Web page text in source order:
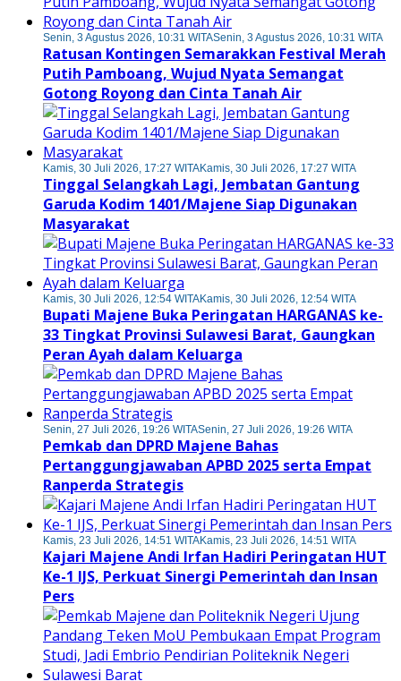
Senin, 3 Agustus 2026, 10:31 WITASenin, 3 Agustus 2026, 10:31 WITA
Ratusan Kontingen Semarakkan Festival Merah
Putih Pamboang, Wujud Nyata Semangat
Gotong Royong dan Cinta Tanah Air
Kamis, 30 Juli 2026, 17:27 WITAKamis, 30 Juli 2026, 17:27 WITA
Tinggal Selangkah Lagi, Jembatan Gantung
Garuda Kodim 1401/Majene Siap Digunakan
Masyarakat
Kamis, 30 Juli 2026, 12:54 WITAKamis, 30 Juli 2026, 12:54 WITA
Bupati Majene Buka Peringatan HARGANAS ke-
33 Tingkat Provinsi Sulawesi Barat, Gaungkan
Peran Ayah dalam Keluarga
Senin, 27 Juli 2026, 19:26 WITASenin, 27 Juli 2026, 19:26 WITA
Pemkab dan DPRD Majene Bahas
Pertanggungjawaban APBD 2025 serta Empat
Ranperda Strategis
Kamis, 23 Juli 2026, 14:51 WITAKamis, 23 Juli 2026, 14:51 WITA
Kajari Majene Andi Irfan Hadiri Peringatan HUT
Ke-1 IJS, Perkuat Sinergi Pemerintah dan Insan
Pers